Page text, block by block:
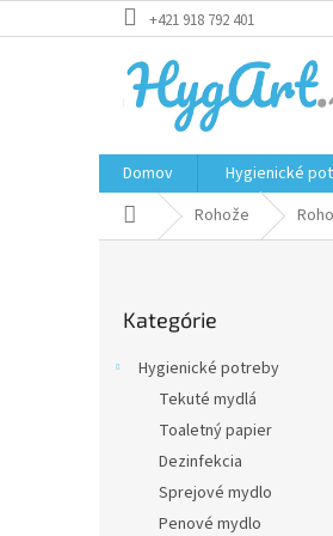
na
+421 918 792 401
Domov Hygienické
DomovRohože
kategórie
Kategórie
Hygienické potreby
Tekuté mydlá
Toaletný papier
Dezinfekcia
Sprejové mydlo
Penové mydlo